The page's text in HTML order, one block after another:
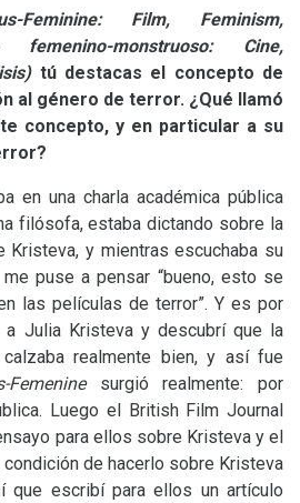
Feminine: Film, Feminism,
femenino-monstruoso: Cine,
tú destacas el concepto de
al género de terror. ¿Qué llamó
concepto, y en particular a su
en una charla académica pública
filósofa, estaba dictando sobre la
y mientras escuchaba su
puse a pensar “bueno, esto se
las películas de terror”. Y es por
Julia Kristeva y descubrí que la
realmente bien, y así fue
Femenine surgió realmente: por
Luego el British Film Journal
para ellos sobre Kristeva y el
de hacerlo sobre Kristeva
que escribí para ellos un artículo